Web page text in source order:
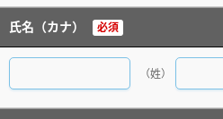
氏名（カナ） 必須
（姓）